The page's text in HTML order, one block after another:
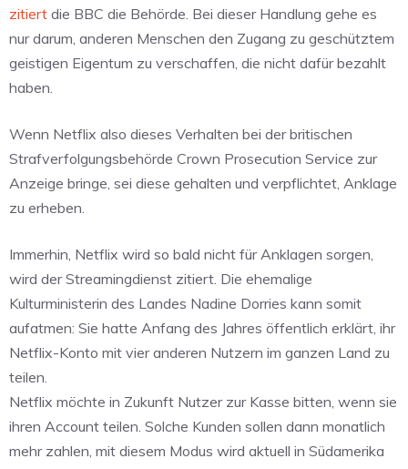
zitiert die BBC die Behörde. Bei dieser Handlung gehe es
nur darum, anderen Menschen den Zugang zu geschütztem
geistigen Eigentum zu verschaffen, die nicht dafür bezahlt
haben.
Wenn Netflix also dieses Verhalten bei der britischen
Strafverfolgungsbehörde Crown Prosecution Service zur
Anzeige bringe, sei diese gehalten und verpflichtet, Anklage
zu erheben.
Immerhin, Netflix wird so bald nicht für Anklagen sorgen,
wird der Streamingdienst zitiert. Die ehemalige
Kulturministerin des Landes Nadine Dorries kann somit
aufatmen: Sie hatte Anfang des Jahres öffentlich erklärt, ihr
Netflix-Konto mit vier anderen Nutzern im ganzen Land zu
teilen.
Netflix möchte in Zukunft Nutzer zur Kasse bitten, wenn sie
ihren Account teilen. Solche Kunden sollen dann monatlich
mehr zahlen, mit diesem Modus wird aktuell in Südamerika